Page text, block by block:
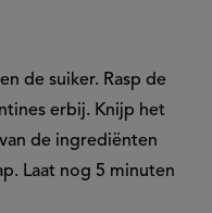
de suiker. Rasp de
erbij. Knijp het
de ingrediënten
Laat nog 5 minuten